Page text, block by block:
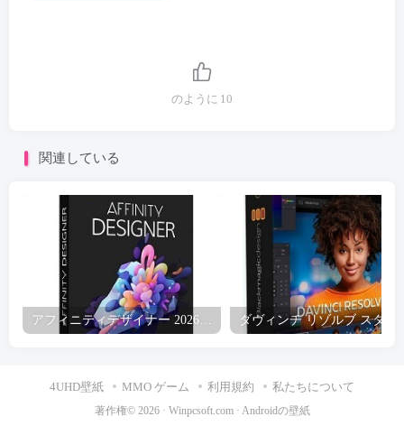
のように 10
関連している
4UHD壁紙 MMO ゲーム 利用規約 私たちについて
著作権© 2026 · Winpcsoft.com· Androidの壁紙